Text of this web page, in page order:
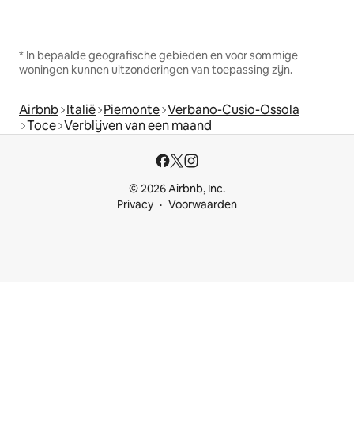
* In bepaalde geografische gebieden en voor sommige
woningen kunnen uitzonderingen van toepassing zijn.
Airbnb Italië Piemonte Verbano-Cusio-Ossola
Toce Verblijven van een maand
© 2026 Airbnb, Inc.
Privacy
Voorwaarden